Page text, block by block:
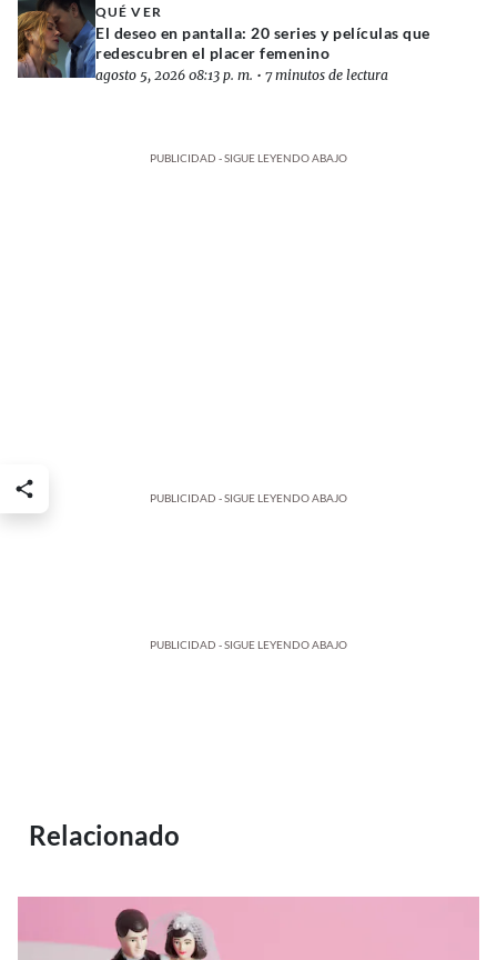
QUÉ VER
El deseo en pantalla: 20 series y películas que
redescubren el placer femenino
agosto 5, 2026 08:13 p. m. • 7 minutos de lectura
PUBLICIDAD - SIGUE LEYENDO ABAJO
PUBLICIDAD - SIGUE LEYENDO ABAJO
PUBLICIDAD - SIGUE LEYENDO ABAJO
Relacionado